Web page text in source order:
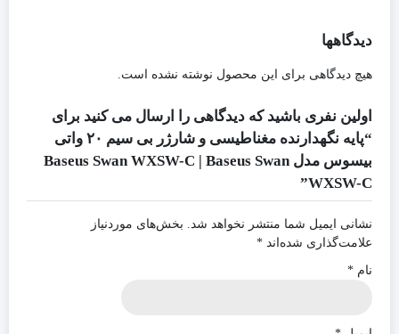
دیدگاهها
هیچ دیدگاهی برای این محصول نوشته نشده است.
اولین نفری باشید که دیدگاهی را ارسال می کنید برای
“پایه نگهدارنده مغناطیسی و شارژر بی سیم ۲۰ واتی
بیسوس مدل Baseus Swan WXSW-C | Baseus Swan
WXSW-C”
نشانی ایمیل شما منتشر نخواهد شد.
بخش‌های موردنیاز
علامت‌گذاری شده‌اند *
نام *